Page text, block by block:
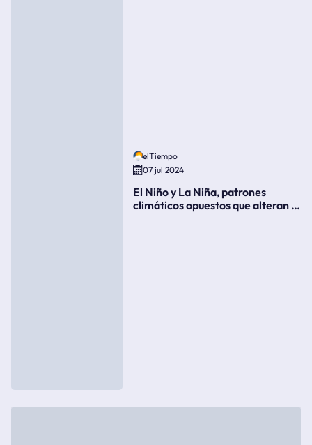
elTiempo
07 jul 2024
El Niño y La Niña, patrones
climáticos opuestos que alteran la